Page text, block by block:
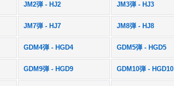
JM2弾 - HJ2 JM3弾 - HJ3
JM7弾 - HJ7 JM8弾 - HJ8
GDM4弾 - HGD4 GDM5弾 - HGD5
GDM9弾 - HGD9 GDM10弾 - HGD10